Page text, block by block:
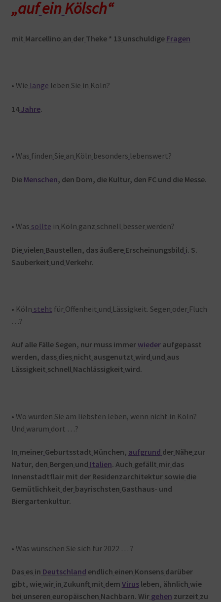
„aufeinKölsch“
mit Marcellino an der Theke * 13 unschuldige Fragen
• Wie lange leben Sie in Köln?
14Jahre.
• Was finden Sie an Köln besonders lebenswert?
Die Menschen, den Dom, die Kultur, den FC und die Messe.
• Was sollte in Köln ganz schnell besser werden?
Dievielen Baustellen, das äußere Erscheinungsbild i. S.
Sauberkeit und Verkehr.
• Köln steht für Offenheit und Lässigkeit. Segen oder Fluch
…?
Auf alle Fälle Segen, nur muss immerwiederaufgepasst
werden, dass dies nicht ausgenutzt wird und aus
Lässigkeit schnell Nachlässigkeit wird.
• Wo würden Sie am liebsten leben, wenn nicht in Köln?
Und warum dort …?
In meiner Geburtsstadt München, aufgrund der Nähe zur
Natur, den Bergen und Italien. Auch gefällt mir das
Innenstadtflair mit der Residenzarchitektur sowie die
Gemütlichkeit der bayrischsten Gasthaus- und
Biergartenkultur.
• Was wünschen Sie sich für 2022 … ?
Das es in Deutschland endlich einen Konsens darüber
gibt, wie wir in Zukunft mit dem Virusleben, ähnlich wie
bei unseren europäischen Nachbarn. Wirgehen zurzeit zu